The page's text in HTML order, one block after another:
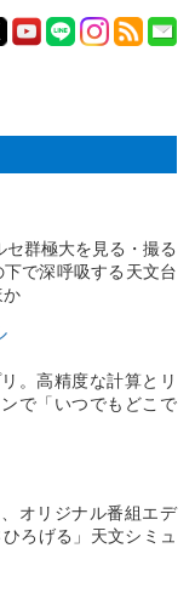
セ群極大を見る・撮る
で深呼吸する天文台
。高精度な計算とリ
で「いつでもどこで
オリジナル番組エデ
ろげる」天文シミュ